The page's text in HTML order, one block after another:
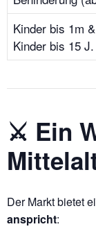
Kinder bis 1m
Kinder bis 15 J.
⚔️ Ein
Der Markt bietet
anspricht: